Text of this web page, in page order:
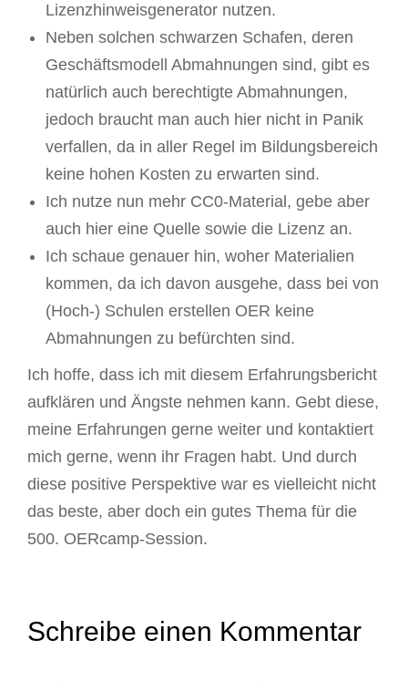
Lizenzhinweisgenerator nutzen.
Neben solchen schwarzen Schafen, deren
Geschäftsmodell Abmahnungen sind, gibt es
natürlich auch berechtigte Abmahnungen,
jedoch braucht man auch hier nicht in Panik
verfallen, da in aller Regel im Bildungsbereich
keine hohen Kosten zu erwarten sind.
Ich nutze nun mehr CC0-Material, gebe aber
auch hier eine Quelle sowie die Lizenz an.
Ich schaue genauer hin, woher Materialien
kommen, da ich davon ausgehe, dass bei von
(Hoch-) Schulen erstellen OER keine
Abmahnungen zu befürchten sind.
Ich hoffe, dass ich mit diesem Erfahrungsbericht
aufklären und Ängste nehmen kann. Gebt diese,
meine Erfahrungen gerne weiter und kontaktiert
mich gerne, wenn ihr Fragen habt. Und durch
diese positive Perspektive war es vielleicht nicht
das beste, aber doch ein gutes Thema für die
500. OERcamp-Session.
Schreibe einen Kommentar